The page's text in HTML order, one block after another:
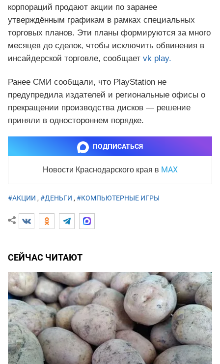
корпораций продают акции по заранее
утверждённым графикам в рамках специальных
торговых планов. Эти планы формируются за много
месяцев до сделок, чтобы исключить обвинения в
инсайдерской торговле, сообщает vk play.
Ранее СМИ сообщали, что PlayStation не
предупредила издателей и региональные офисы о
прекращении производства дисков — решение
приняли в одностороннем порядке.
ПОДПИСАТЬСЯ
Новости Краснодарского края в MAX
#АКЦИИ , #ДЕНЬГИ , #КОМПЬЮТЕРНЫЕ ИГРЫ
СЕЙЧАС ЧИТАЮТ